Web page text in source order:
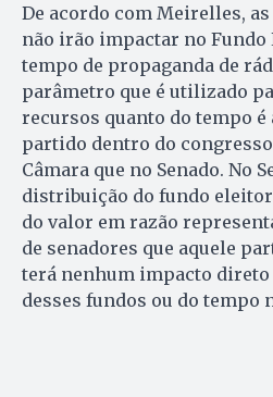
De acordo com Meirelles,
não irão impactar no Fundo
tempo de propaganda de
parâmetro que é utilizado
recursos quanto do tempo é
partido dentro do
Câmara que no Senado. No
distribuição do fundo
do valor em razão
de senadores que aquele
terá nenhum impacto
desses fundos ou do tempo